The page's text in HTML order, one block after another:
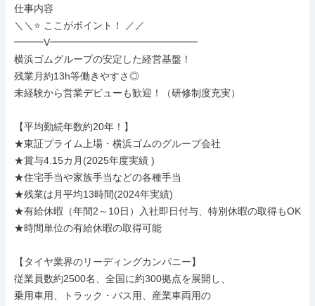
仕事内容
＼＼⭐ ここがポイント！ ／／
━━━V━━━━━━━━━━━━━━━
横浜ゴムグループの安定した経営基盤！
残業月約13h等働きやすさ◎
未経験から営業デビューも歓迎！（研修制度充実）
【平均勤続年数約20年！】
★東証プライム上場・横浜ゴムのグループ会社
★賞与4.15カ月(2025年度実績 )
★住宅手当や家族手当などの各種手当
★残業は月平均13時間(2024年実績)
★有給休暇（年間2～10日）入社即日付与、特別休暇の取得もOK
★時間単位の有給休暇の取得可能
【タイヤ業界のリーディングカンパニー】
従業員数約2500名、全国に約300拠点を展開し、
乗用車用、トラック・バス用、産業車両用の